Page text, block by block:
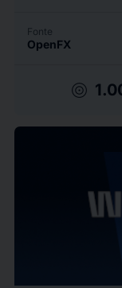
Fonte
OpenFX
target